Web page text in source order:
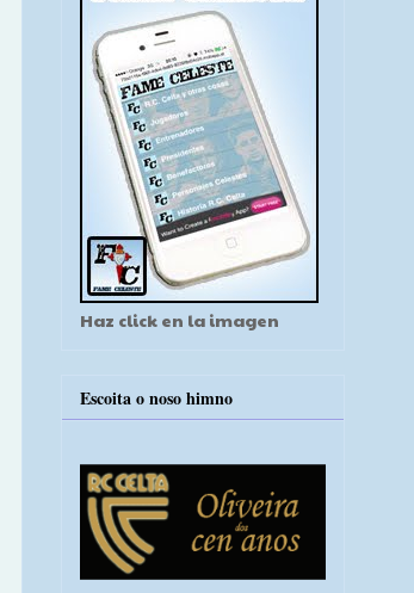
Haz click en la imagen
Escoita o noso himno